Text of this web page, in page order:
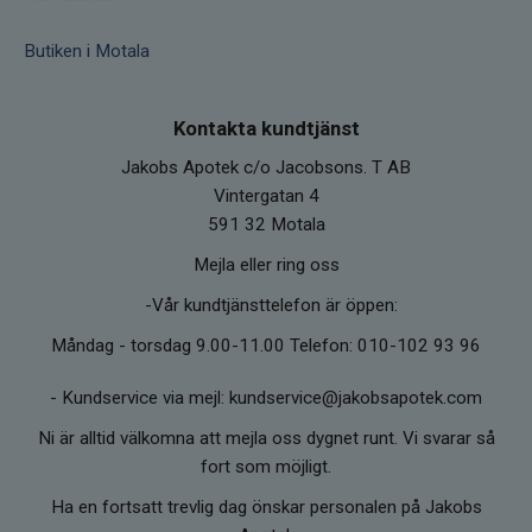
Frigör energi från smycken Använd en
energi från smycken och gamla mynt. Dessa
och bör ”energirengöras” regelbundet. Lägg
ca 24 timmar.
Rengöring En shungitpyramid bör rengöras
effekt. Placera pyramiden utomhus i minst 1
timme varannan vecka (gärna i solljus). Den
dess skyddande egenskaper. Du kan även
rengöra pyramiden under rinnande vatten.
kranvatten för rengöring, kan
shungitpyramiden behövas bytas ut
vartannat eller var tredje år.
Butiken i Motala
Kontakta kundtjänst
Jakobs Apotek c/o Jacobsons. T AB
Vintergatan 4
591 32 Motala
Mejla eller ring oss
-Vår kundtjänsttelefon är öppen:
Måndag - torsdag 9.00-11.00 Telefon: 010-102 93 96
- Kundservice via mejl: kundservice@jakobsapotek.com
Ni är alltid välkomna att mejla oss dygnet runt. Vi svarar så
fort som möjligt.
Ha en fortsatt trevlig dag önskar personalen på Jakobs